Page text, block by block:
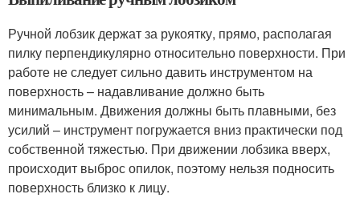
Ручной лобзик держат за рукоятку, прямо, располагая
пилку перпендикулярно относительно поверхности. При
работе не следует сильно давить инструментом на
поверхность – надавливание должно быть
минимальным. Движения должны быть плавными, без
усилий – инструмент погружается вниз практически под
собственной тяжестью. При движении лобзика вверх,
происходит выброс опилок, поэтому нельзя подносить
поверхность близко к лицу.